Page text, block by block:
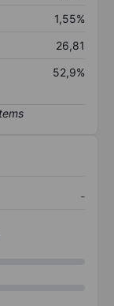
1,55%
26,81
52,9%
-